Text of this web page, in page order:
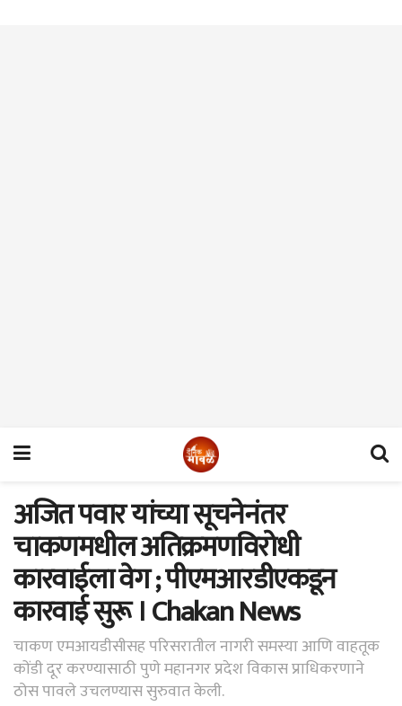
अजित पवार यांच्या सूचनेनंतर
चाकणमधील अतिक्रमणविरोधी
कारवाईला वेग ; पीएमआरडीएकडून
कारवाई सुरू । Chakan News
चाकण एमआयडीसीसह परिसरातील नागरी समस्या आणि वाहतूक
कोंडी दूर करण्यासाठी पुणे महानगर प्रदेश विकास प्राधिकरणाने
ठोस पावले उचलण्यास सुरुवात केली.